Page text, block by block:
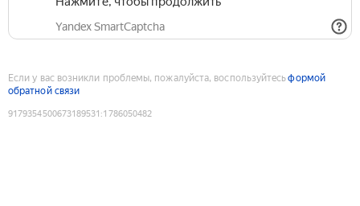
Yandex SmartCaptcha
Если у вас возникли проблемы, пожалуйста, воспользуйтесьформой
обратной связи
9179354500673189531 :1786050482